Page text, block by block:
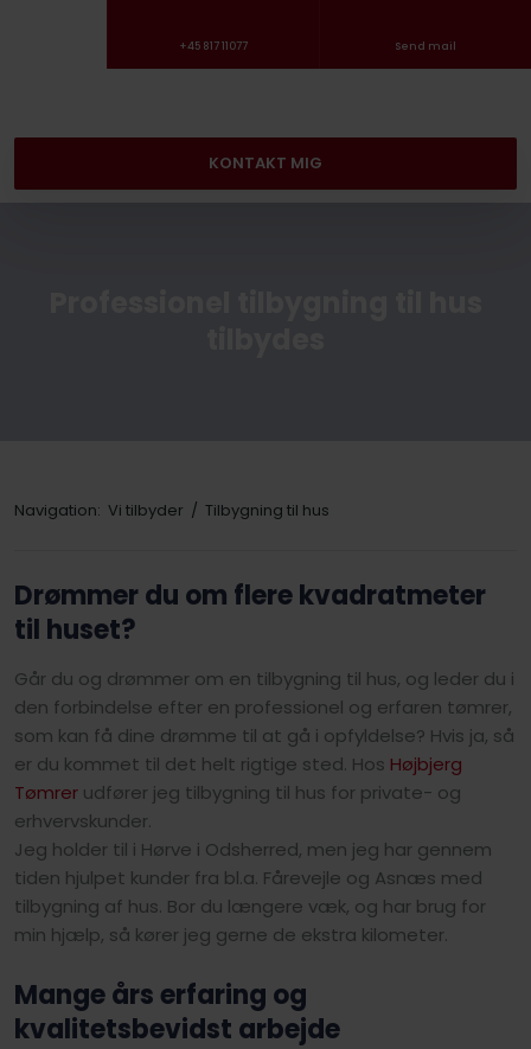
+45 817 11077 Send mail
KONTAKT MIG​
Navigation: Vi tilbyder / Tilbygning til hus
Drømmer du om flere kvadratmeter
til huset?
Går du og drømmer om en tilbygning til hus, og leder du i
den forbindelse efter en professionel og erfaren tømrer,
som kan få dine drømme til at gå i opfyldelse? Hvis ja, så
er du kommet til det helt rigtige sted. Hos Højbjerg
Tømrerudfører jeg tilbygning til hus for private- og
erhvervskunder.
Jeg holder til i Hørve i Odsherred, men jeg har gennem
tiden hjulpet kunder fra bl.a. Fårevejle og Asnæs med
tilbygning af hus. Bor du længere væk, og har brug for
min hjælp, så kører jeg gerne de ekstra kilometer.
Mange års erfaring og
kvalitetsbevidst arbejde